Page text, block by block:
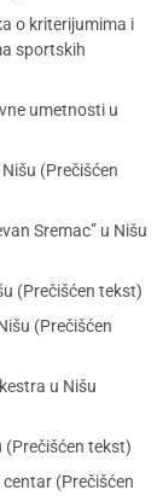
o kriterijumima i
sportskih
umetnosti u
(Prečišćen
Sremac” u Nišu
(Prečišćen tekst)
(Prečišćen
u Nišu
tekst)
(Prečišćen